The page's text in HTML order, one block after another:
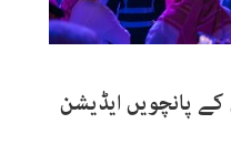
پانچویں ایڈیشن